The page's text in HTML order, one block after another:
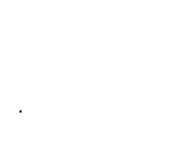
.